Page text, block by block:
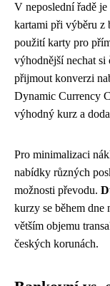
V neposlední řadě
kartami při výběru z
použití karty pro
výhodnější nechat si
přijmout konverzi
Dynamic Currency
výhodný kurz a
Pro minimalizaci
nabídky různých
možnosti převodu.
kurzy se během dne
větším objemu
českých korunách.